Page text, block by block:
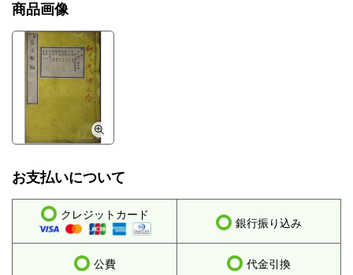
商品画像
お支払いについて
クレジットカード
銀行振り込み
公費 代金引換